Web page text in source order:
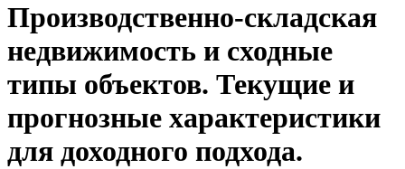
Производственно-складская
недвижимость и сходные
типы объектов. Текущие и
прогнозные характеристики
для доходного подхода.